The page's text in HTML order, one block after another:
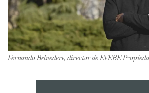
Fernando Belvedere, director de EFEBE